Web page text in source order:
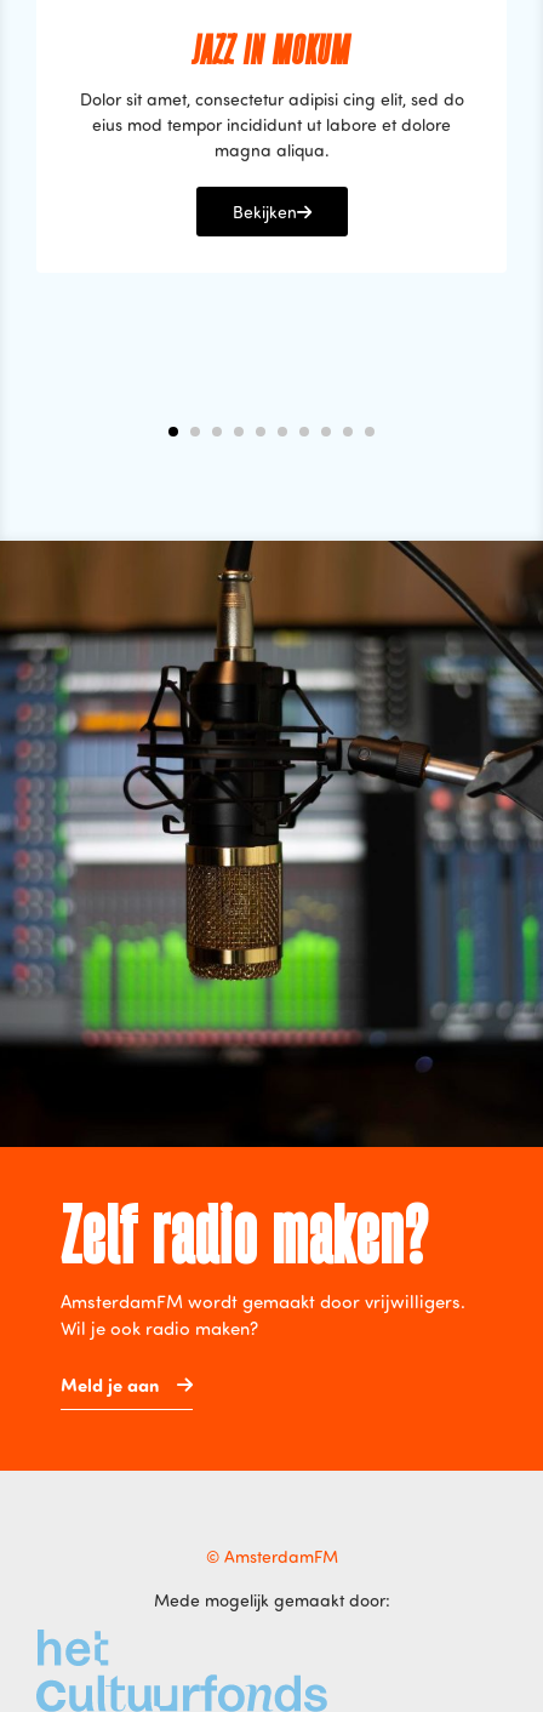
JAZZ IN MOKUM
Dolor sit amet, consectetur adipisi cing elit, sed do
eius mod tempor incididunt ut labore et dolore
magna aliqua.
Bekijken
Zelf radio maken?
AmsterdamFM wordt gemaakt door vrijwilligers.
Wil je ook radio maken?
Meld je aan
© AmsterdamFM
Mede mogelijk gemaakt door: